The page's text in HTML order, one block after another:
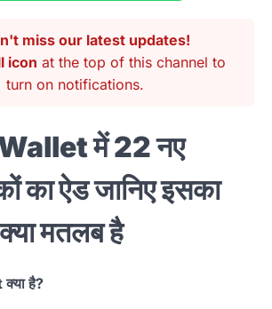
miss our latest updates!
icon at the top of this channel to
turn on notifications.
में 22 नए
का ऐड जानिए इसका
मतलब है
है?